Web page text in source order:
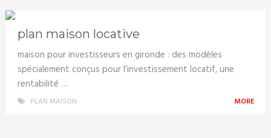
plan maison locative
maison pour investisseurs en gironde : des modèles
spécialement conçus pour l’investissement locatif, une
rentabilité …
PLAN MAISON MORE